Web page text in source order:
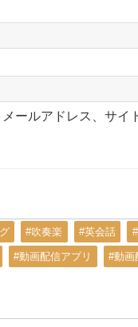
ールアドレス、サイ
#吹奏楽 #英会話
#動画配信アプリ #動画